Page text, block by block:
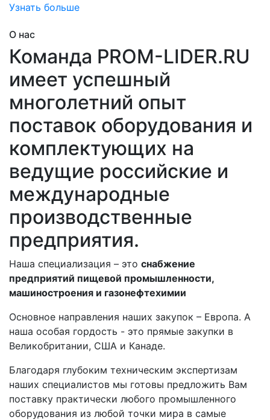
Узнать больше
О нас
Команда PROM-LIDER.RU
имеет успешный
многолетний опыт
поставок оборудования и
комплектующих на
ведущие российские и
международные
производственные
предприятия.
Наша специализация – это снабжение
предприятий пищевой промышленности,
машиностроения и газонефтехимии
Основное направления наших закупок – Европа. А
наша особая гордость - это прямые закупки в
Великобритании, США и Канаде.
Благодаря глубоким техническим экспертизам
наших специалистов мы готовы предложить Вам
поставку практически любого промышленного
оборудования из любой точки мира в самые